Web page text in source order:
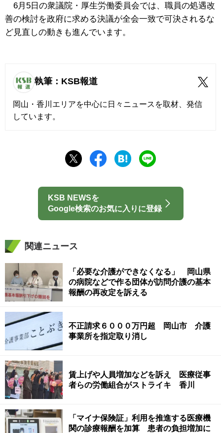
6月5日の衆議院・厚生労働委員会では、職員の処遇改
善の検討を政府に求める決議が全会一致で可決されるな
ど見直しの動きも進んでいます。
執筆：KSB報道
岡山・香川エリアを中心に日々ニュースを取材、発信
しています。
KSB NEWSを
Google検索のお気に入りに登録
関連ニュース
「必要な介護ができなくなる」 岡山県
の病院などで作る団体が訪問介護の基本
報酬の再改定を訴える
不正請求６０００万円超 岡山市 介護
事業所を指定取り消し
賃上げや人員増加などを訴え 医療従事
者らの労働組合がストライキ 香川
「マイナ保険証」利用を推進する医療機
関の診療報酬を加算 患者の負担増加に